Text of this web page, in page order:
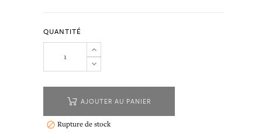
QUANTITÉ
AJOUTER AU PANIER
 Rupture de stock